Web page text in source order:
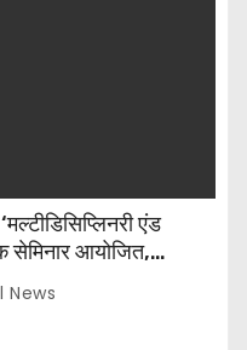
एंड
सेमिनार आयोजित,
News